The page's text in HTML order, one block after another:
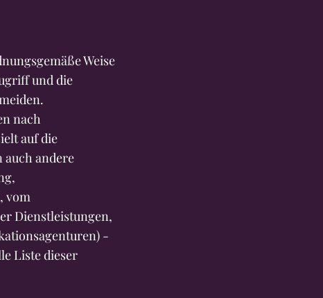
Weise
und die
nach
auf die
auch andere
vom
Dienstleistungen,
-
Liste dieser